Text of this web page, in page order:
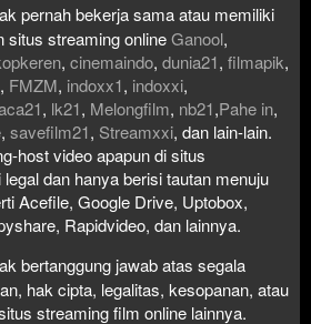
pernah bekerja sama atau memiliki
situs streaming onlineGanool,
, cinemaindo, dunia21, filmapik,
, FMZM, indoxx1, indoxxi,
, lk21, Melongfilm, nb21,Pahe in,
, savefilm21, Streamxxi, dan lain-lain.
host video apapun di situs
legal dan hanya berisi tautan menuju
Acefile, Google Drive, Uptobox,
Rapidvideo, dan lainnya.
bertanggung jawab atas segala
hak cipta, legalitas, kesopanan, atau
streaming film online lainnya.